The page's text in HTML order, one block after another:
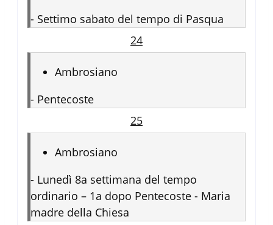
- Settimo sabato del tempo di Pasqua
24
Ambrosiano
- Pentecoste
25
Ambrosiano
- Lunedì 8a settimana del tempo
ordinario – 1a dopo Pentecoste - Maria
madre della Chiesa